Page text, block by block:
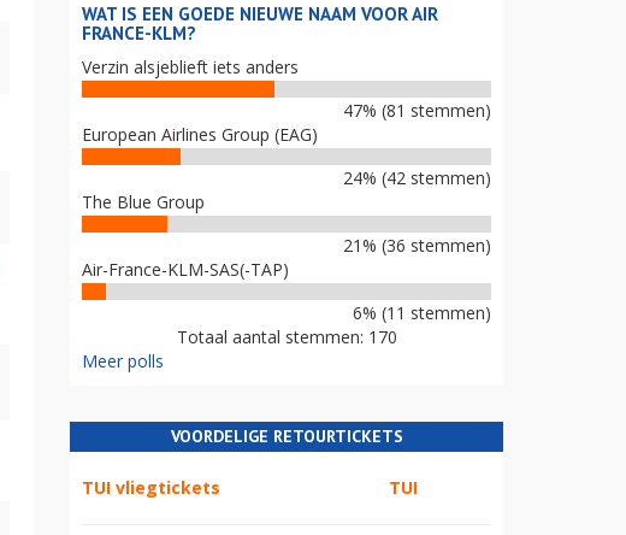
WAT IS EEN GOEDE NIEUWE NAAM VOOR AIR
FRANCE-KLM?
Verzin alsjeblieft iets anders
47% (81 stemmen)
European Airlines Group (EAG)
24% (42 stemmen)
The Blue Group
21% (36 stemmen)
Air-France-KLM-SAS(-TAP)
6% (11 stemmen)
Totaal aantal stemmen: 170
Meer polls
VOORDELIGE RETOURTICKETS
TUI vliegtickets TUI